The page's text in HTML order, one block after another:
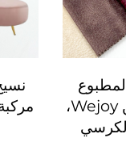
عالي الجودة 380 جم/م² من Wejoy،
لكرسي